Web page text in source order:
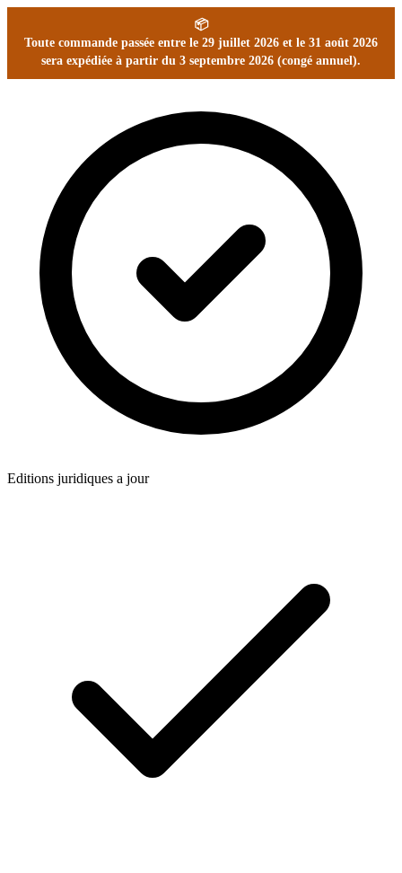
📦
Toute commande passée entre le 29 juillet 2026 et le 31 août 2026
sera expédiée à partir du 3 septembre 2026 (congé annuel).
Editions juridiques a jour